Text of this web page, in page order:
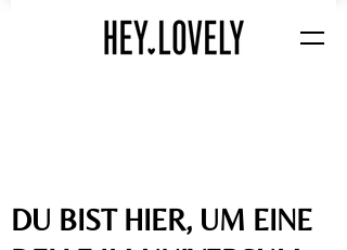
DU BIST HIER, UM EINE